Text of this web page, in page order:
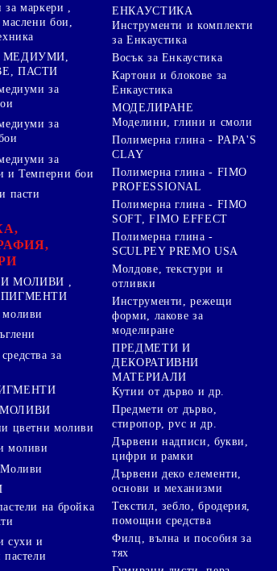
маркери ,
бои,
МЕДИУМИ,
ПАСТИ
за
за
за
и Темперни бои
пасти
МОЛИВИ ,
за
цветни моливи
моливи
на бройка
сухи и
пастели
ЕНКАУСТИКА
Инструменти и комплекти
за Енкаустика
Восък за Енкаустика
Картони и блокове за
Енкаустика
МОДЕЛИРАНЕ
Моделини, глини и смоли
Полимерна глина - PAPA'S
CLAY
Полимерна глина - FIMO
PROFESSIONAL
Полимерна глина - FIMO
SOFT, FIMO EFFECT
Полимерна глина -
SCULPEY PREMO USA
Молдове, текстури и
отливки
Инструменти, режещи
форми, лакове за
моделиране
ПРЕДМЕТИ И
ДЕКОРАТИВНИ
МАТЕРИАЛИ
Кутии от дърво и др.
Предмети от дърво,
стиропор, pvc и др.
Дървени надписи, букви,
цифри и рамки
Дървени деко елементи,
основи и механизми
Текстил, зебло, бродерия,
помощни средства
Филц, вълна и пособия за
тях